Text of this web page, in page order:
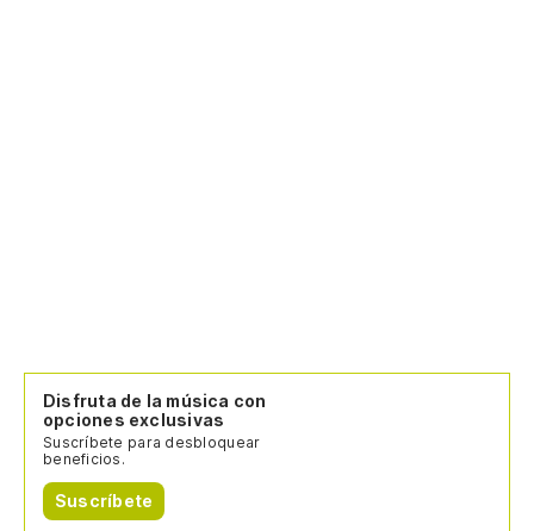
Disfruta de la música con
opciones exclusivas
Suscríbete para desbloquear
beneficios.
Suscríbete